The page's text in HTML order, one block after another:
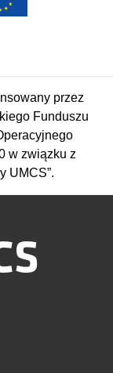
przez
Funduszu
w związku z
UMCS”.